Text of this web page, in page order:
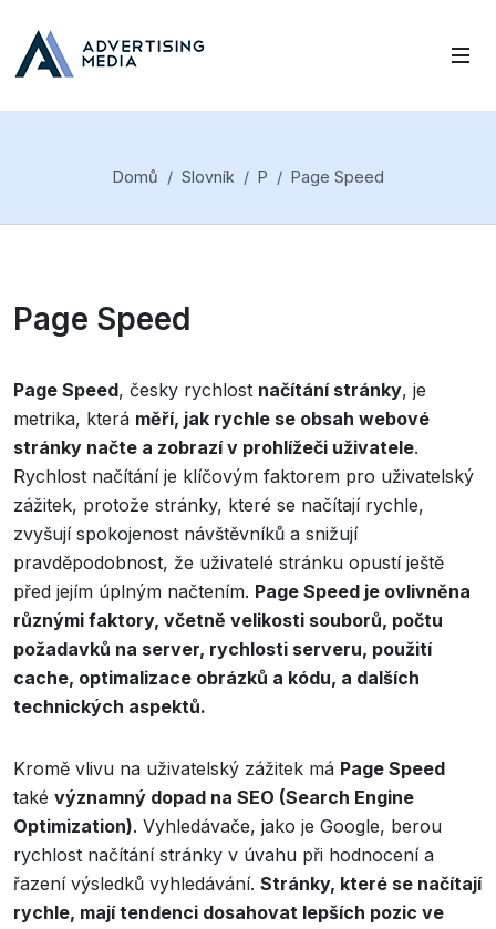
Domů Slovník P Page Speed
Page Speed
Page Speed, česky rychlost načítání stránky, je
metrika, která měří, jak rychle se obsah webové
stránky načte a zobrazí v prohlížeči uživatele.
Rychlost načítání je klíčovým faktorem pro uživatelský
zážitek, protože stránky, které se načítají rychle,
zvyšují spokojenost návštěvníků a snižují
pravděpodobnost, že uživatelé stránku opustí ještě
před jejím úplným načtením. Page Speed je ovlivněna
různými faktory, včetně velikosti souborů, počtu
požadavků na server, rychlosti serveru, použití
cache, optimalizace obrázků a kódu, a dalších
technických aspektů.
Kromě vlivu na uživatelský zážitek má Page Speed
také významný dopad na SEO (Search Engine
Optimization). Vyhledávače, jako je Google, berou
rychlost načítání stránky v úvahu při hodnocení a
řazení výsledků vyhledávání. Stránky, které se načítají
rychle, mají tendenci dosahovat lepších pozic ve